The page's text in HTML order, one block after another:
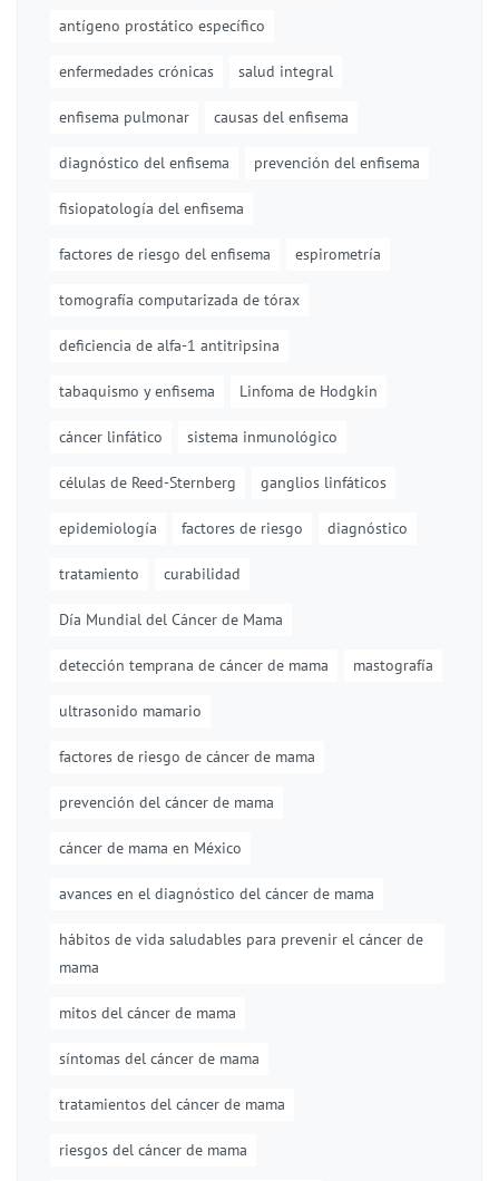
antígeno prostático específico
enfermedades crónicas salud integral
enfisema pulmonar causas del enfisema
diagnóstico del enfisema prevención del enfisema
fisiopatología del enfisema
factores de riesgo del enfisema espirometría
tomografía computarizada de tórax
deficiencia de alfa-1 antitripsina
tabaquismo y enfisema Linfoma de Hodgkin
cáncer linfático sistema inmunológico
células de Reed-Sternberg ganglios linfáticos
epidemiología factores de riesgo diagnóstico
tratamiento curabilidad
Día Mundial del Cáncer de Mama
detección temprana de cáncer de mama mastografía
ultrasonido mamario
factores de riesgo de cáncer de mama
prevención del cáncer de mama
cáncer de mama en México
avances en el diagnóstico del cáncer de mama
hábitos de vida saludables para prevenir el cáncer de
mama
mitos del cáncer de mama
síntomas del cáncer de mama
tratamientos del cáncer de mama
riesgos del cáncer de mama